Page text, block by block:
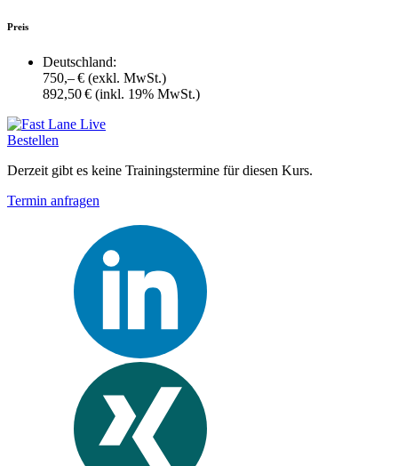
Preis
Deutschland:
750,– € (exkl. MwSt.)
892,50 € (inkl. 19% MwSt.)
Bestellen
Derzeit gibt es keine Trainingstermine für diesen Kurs.
Termin anfragen